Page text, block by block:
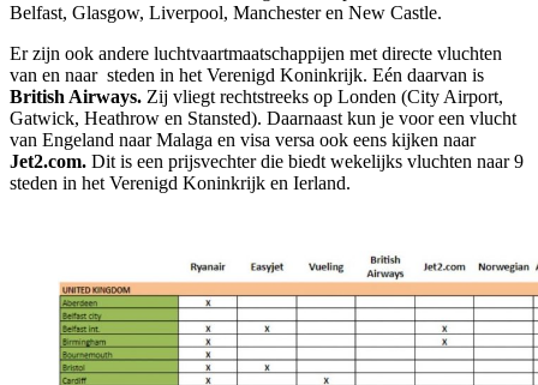
Belfast, Glasgow, Liverpool, Manchester en New Castle.
Er zijn ook andere luchtvaartmaatschappijen met directe vluchten
van en naar steden in het Verenigd Koninkrijk. Eén daarvan is
British Airways. Zij vliegt rechtstreeks op Londen (City Airport,
Gatwick, Heathrow en Stansted). Daarnaast kun je voor een vlucht
van Engeland naar Malaga en visa versa ook eens kijken naar
Jet2.com. Dit is een prijsvechter die biedt wekelijks vluchten naar 9
steden in het Verenigd Koninkrijk en Ierland.